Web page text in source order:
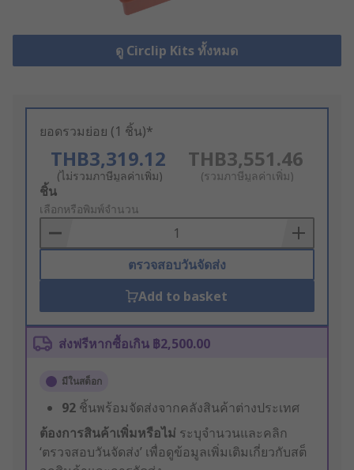
ดู Circlip Kits ทั้งหมด
ยอดรวมย่อย (1 ชิ้น)*
THB3,319.12
(ไม่รวมภาษีมูลค่าเพิ่ม)
THB3,551.46
(รวมภาษีมูลค่าเพิ่ม)
Add
to
Basket
ชิ้น
เลือกหรือพิมพ์จำนวน
ตรวจสอบวันจัดส่ง
Add to basket
ส่งฟรีหากซื้อเกิน ฿2,500.00
มีในสต็อก
92 ชิ้นพร้อมจัดส่งจากคลังสินค้าต่างประเทศ
ต้องการสินค้าเพิ่มหรือไม่ ระบุจำนวนและคลิก
‘ตรวจสอบวันจัดส่ง’ เพื่อดูข้อมูลเพิ่มเติมเกี่ยวกับสต็